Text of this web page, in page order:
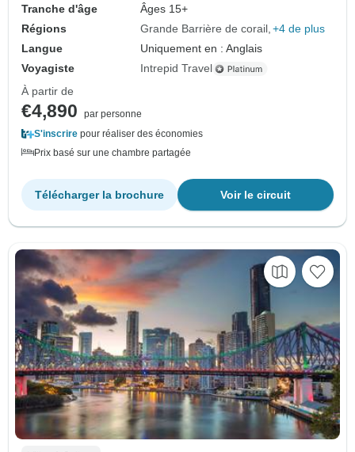
Tranche d'âge
Âges 15+
Régions
Grande Barrière de corail +4 de plus
Langue
Uniquement en : Anglais
Voyagiste
Intrepid Travel
À partir de
€4,890
par personne
S'inscrire pour réaliser des économies
Prix basé sur une chambre partagée
Voir le circuit
Télécharger la brochure